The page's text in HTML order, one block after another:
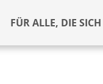
FÜR ALLE, DIE